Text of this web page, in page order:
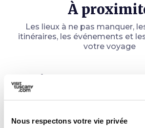
Nous respectons votre vie privée
À
Les lieux à ne pas manquer,
itinéraires, les événements et
votre voyage
Attractions